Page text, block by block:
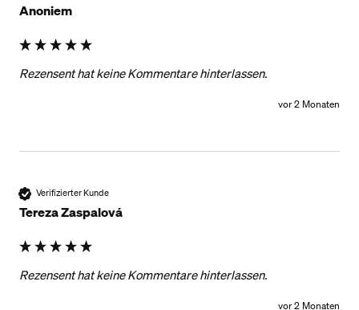
Anoniem
Rezensent hat keine Kommentare hinterlassen.
vor 2 Monaten
Verifizierter Kunde
Tereza Zaspalová
Rezensent hat keine Kommentare hinterlassen.
vor 2 Monaten